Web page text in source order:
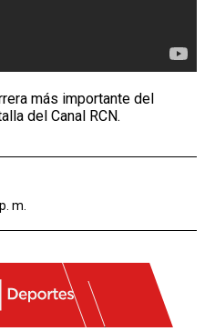
más importante del
del Canal RCN.
m.